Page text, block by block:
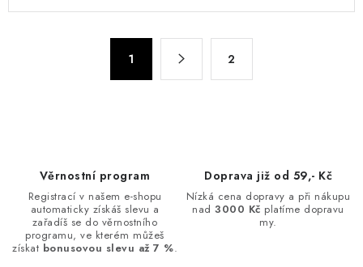
v
1 2
Věrnostní program
Registrací v našem e-shopu
automaticky získáš slevu a
zařadíš se do věrnostního
programu, ve kterém můžeš
získat bonusovou slevu až 7 %.
Doprava již od 59,- Kč
Nízká cena dopravy a při nákupu
nad3000 Kč platíme dopravu
my.